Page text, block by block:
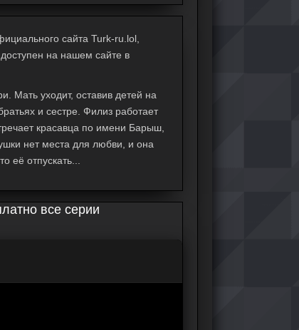
сайта Turk-ru.lol,
на нашем сайте в
Мать уходит, оставив детей на
и сестре. Филиз работает
красавца по имени Барыш,
нет места для любви, и она
её отпускать...
все серии